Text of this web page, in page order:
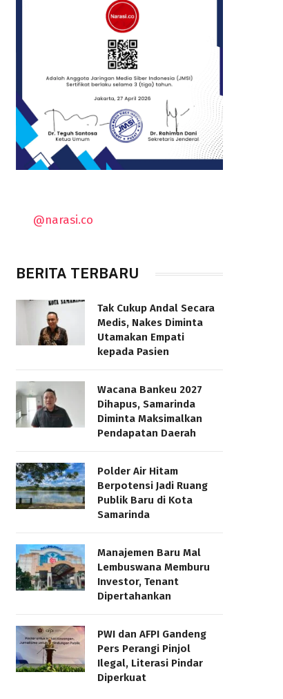
@narasi.co
BERITA TERBARU
Tak Cukup Andal Secara
Medis, Nakes Diminta
Utamakan Empati
kepada Pasien
Wacana Bankeu 2027
Dihapus, Samarinda
Diminta Maksimalkan
Pendapatan Daerah
Polder Air Hitam
Berpotensi Jadi Ruang
Publik Baru di Kota
Samarinda
Manajemen Baru Mal
Lembuswana Memburu
Investor, Tenant
Dipertahankan
PWI dan AFPI Gandeng
Pers Perangi Pinjol
Ilegal, Literasi Pindar
Diperkuat